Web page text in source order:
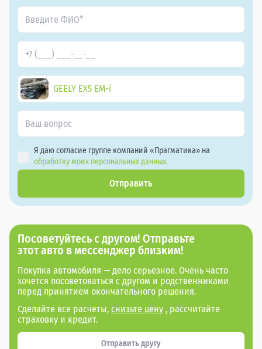
GEELY EX5 EM-i
Я даю согласие группе компаний «Прагматика» на
обработку моих персональных данных.
Отправить
Посоветуйтесь с другом! Отправьте
этот авто в мессенджер близким!
Покупка автомобиля — дело серьезное. Очень часто
хочется посоветоваться с другом и родственниками
перед принятием окончательного решения.
Сделайте все расчеты, снизьте цену , рассчитайте
страховку и кредит.
Отправить другу